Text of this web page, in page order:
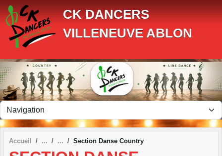
CK DANCERS
VILLENEUVE ABLON
Accueil Section Danse Country
Panneau de gestion des cookies